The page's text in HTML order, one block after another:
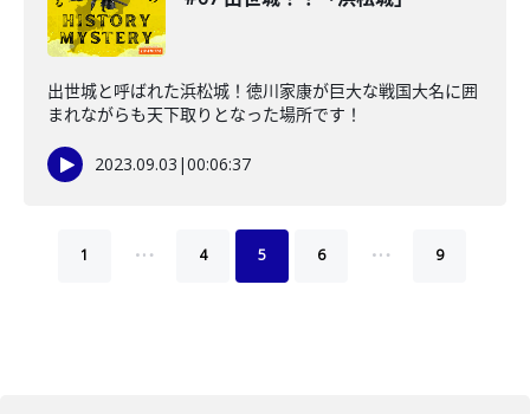
出世城と呼ばれた浜松城！徳川家康が巨大な戦国大名に囲
まれながらも天下取りとなった場所です！
2023.09.03 |00:06:37
1 … 4 5 6 … 9